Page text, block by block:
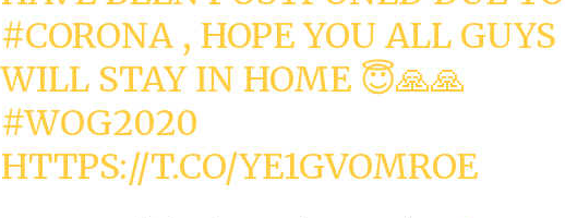
#CORONA , HOPE YOU ALL GUYS
WILL STAY IN HOME 😇🙏🙏
#WOG2020
HTTPS://T.CO/YE1GVOMROE